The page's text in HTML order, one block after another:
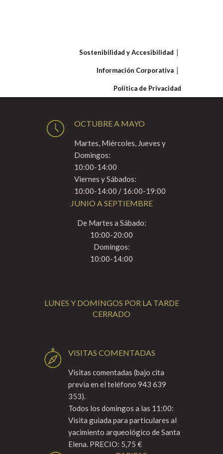
Sostenibilidad y Accesibilidad
Información Corporativa
Política de Privacidad
OCTUBRE A MAYO
Martes, Miércoles, Jueves y
Domingos:
10:00-14:00
Viernes y Sábados:
10:00-14:00 / 16:00-19:00
JUNIO A SEPTIEMBRE
De Martes a Sábado:
10:00-20:00
Domingos:
10:00-14:00
LUNES Y DOMINGOS POR LA TARDE
CERRADO
VISITAS COMENTADAS
Visitas comentadas (bajo cita
previa en el teléfono 943 639
353).
Todos los domingos a las 11:00:
Visita guiada para particulares al
yacimiento arqueológico de Santa
Elena. PRECIO: 5,75 €